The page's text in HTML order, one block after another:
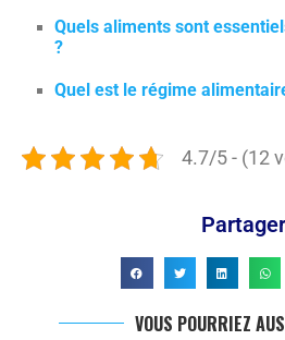
Quels aliments sont
?
Quel est le régime
4.7/5 - (12
Partager
VOUS POURRIEZ